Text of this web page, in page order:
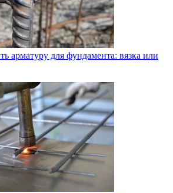
арматуру для фундамента: вязка или